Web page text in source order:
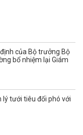
của Bộ trưởng Bộ
bổ nhiệm lại Giám
lý tưới tiêu đối phó với